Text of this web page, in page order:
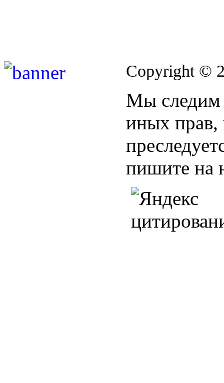
Copyright ©
Мы следим
иных прав,
пишите на